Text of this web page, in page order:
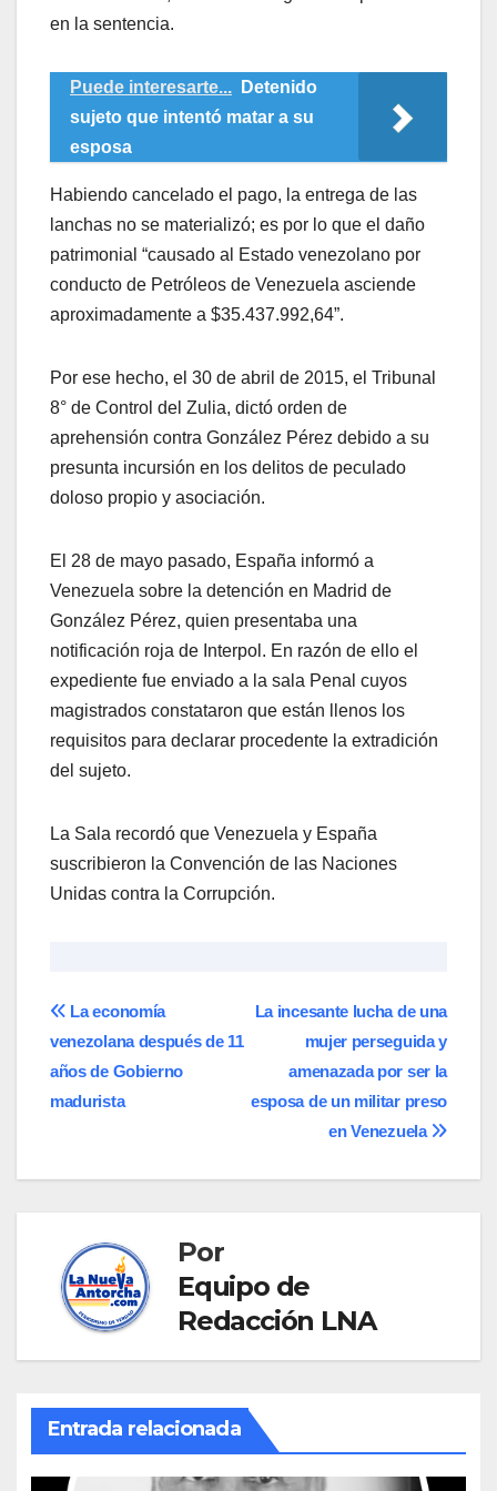
en la sentencia.
Puede interesarte...
Detenido
sujeto que intentó matar a su
esposa
Habiendo cancelado el pago, la entrega de las
lanchas no se materializó; es por lo que el daño
patrimonial “causado al Estado venezolano por
conducto de Petróleos de Venezuela asciende
aproximadamente a $35.437.992,64”.
Por ese hecho, el 30 de abril de 2015, el Tribunal
8° de Control del Zulia, dictó orden de
aprehensión contra González Pérez debido a su
presunta incursión en los delitos de peculado
doloso propio y asociación.
El 28 de mayo pasado, España informó a
Venezuela sobre la detención en Madrid de
González Pérez, quien presentaba una
notificación roja de Interpol. En razón de ello el
expediente fue enviado a la sala Penal cuyos
magistrados constataron que están llenos los
requisitos para declarar procedente la extradición
del sujeto.
La Sala recordó que Venezuela y España
suscribieron la Convención de las Naciones
Unidas contra la Corrupción.
Navegación
de
entradas
La incesante lucha de una
mujer perseguida y
amenazada por ser la
esposa de un militar preso
en Venezuela
La economía
venezolana después de 11
años de Gobierno
madurista
Por
Equipo de
Redacción LNA
Entrada relacionada